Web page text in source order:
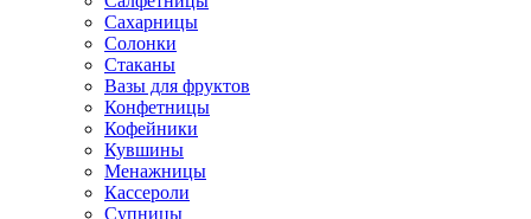
Сахарницы
Солонки
Стаканы
Вазы для фруктов
Конфетницы
Кофейники
Кувшины
Менажницы
Кассероли
Супницы